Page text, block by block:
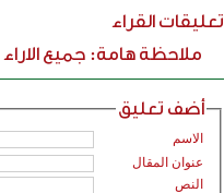
تعليقات القراء
ملاحظة هامة: جميع
أضف تعليق
الاسم
عنوان المقال
النص